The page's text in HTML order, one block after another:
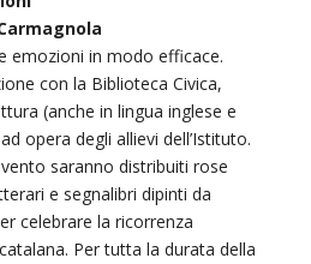
emozioni in modo efficace.
con la Biblioteca Civica,
(anche in lingua inglese e
opera degli allievi dell’Istituto.
saranno distribuiti rose
e segnalibri dipinti da
celebrare la ricorrenza
Per tutta la durata della